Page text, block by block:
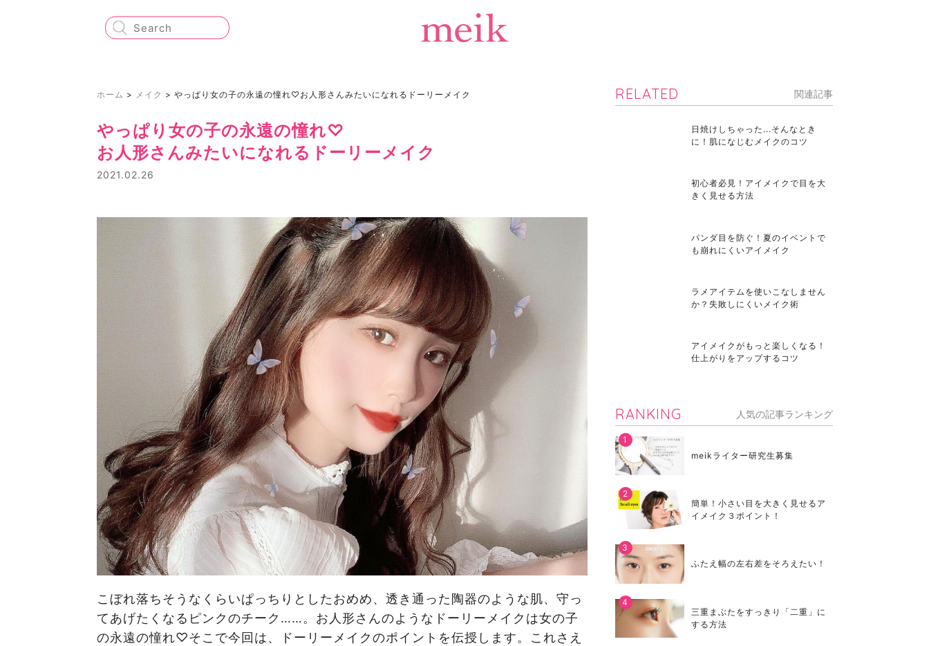
ホーム > メイク > やっぱり女の子の永遠の憧れ♡お人形さんみたいになれるドーリーメイク
やっぱり女の子の永遠の憧れ♡
お人形さんみたいになれるドーリーメイク
2021.02.26
こぼれ落ちそうなくらいぱっちりとしたおめめ、透き通った陶器のような肌、守っ
てあげたくなるピンクのチーク……。お人形さんのようなドーリーメイクは女の子
の永遠の憧れ♡そこで今回は、ドーリーメイクのポイントを伝授します。これさえ
RELATED 関連記事
日焼けしちゃった...そんなとき
に！肌になじむメイクのコツ
初心者必見！アイメイクで目を大
きく見せる方法
パンダ目を防ぐ！夏のイベントで
も崩れにくいアイメイク
ラメアイテムを使いこなしません
か？失敗しにくいメイク術
アイメイクがもっと楽しくなる！
仕上がりをアップするコツ
RANKING 人気の記事ランキング
meikライター研究生募集
簡単！小さい目を大きく見せるア
イメイク３ポイント！
ふたえ幅の左右差をそろえたい！
三重まぶたをすっきり「二重」に
する方法